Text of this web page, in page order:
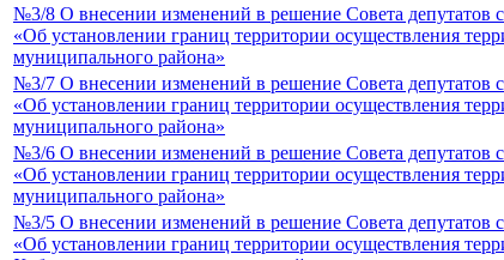
№3/8 О внесении изменений в решение Совета депутатов
«Об установлении границ территории осуществления
муниципального района»
№3/7 О внесении изменений в решение Совета депутатов
«Об установлении границ территории осуществления
муниципального района»
№3/6 О внесении изменений в решение Совета депутатов
«Об установлении границ территории осуществления
муниципального района»
№3/5 О внесении изменений в решение Совета депутатов
«Об установлении границ территории осуществления